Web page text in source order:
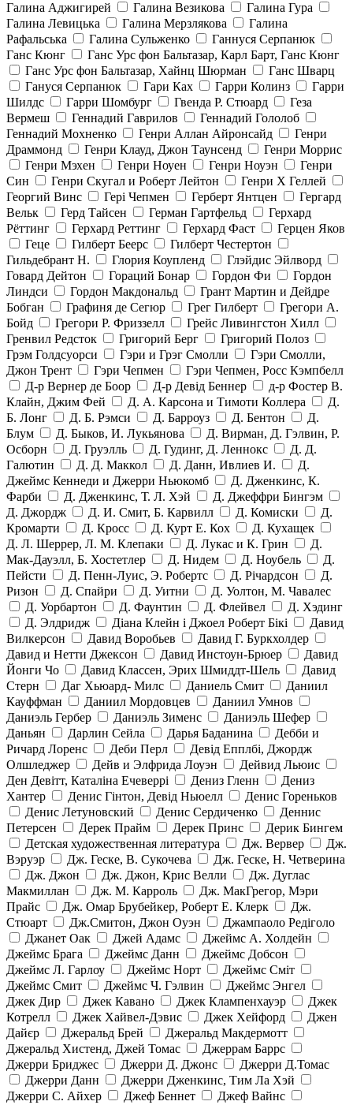
Галина Аджигирей
Галина Везикова
Галина Гура
Галина Левицька
Галина Мерзлякова
Галина
Рафальська
Галина Сульженко
Ганнуся Серпанюк
Ганс Кюнг
Ганс Урс фон Бальтазар, Карл Барт, Ганс Кюнг
Ганс Урс фон Бальтазар, Хайнц Шюрман
Ганс Шварц
Гануся Серпанюк
Гари Ках Гарри Колинз
Гарри
Шилдс
Гарри Шомбург Гвенда Р. Стюард
Геза
Вермеш
Геннадий Гаврилов
Геннадий Гололоб
Геннадий Мохненко
Генри Аллан Айронсайд
Генри
Драммонд
Генри Клауд, Джон Таунсенд
Генри Моррис
Генри Мэхен
Генри Ноуен Генри Ноуэн
Генри
Син
Генри Скугал и Роберт Лейтон
Генри Х Геллей
Георгий Винс
Гері Чепмен Герберт Янтцен
Гергард
Вельк
Герд Тайсен Герман Гартфельд
Герхард
Рёттинг
Герхард Реттинг Герхард Фаст
Герцен Яков
Геце
Гилберт Беерс
Гилберт Честертон
Гильдебрант Н.
Глория Коупленд
Глэйдис Эйлворд
Говард Дейтон
Гораций Бонар Гордон Фи
Гордон
Линдси
Гордон Макдональд
Грант Мартин и Дейдре
Бобган
Графиня де Сегюр Грег Гилберт
Грегори А.
Бойд
Грегори Р. Фриззелл
Грейс Ливингстон Хилл
Гренвил Редсток
Григорий Берг
Григорий Полоз
Грэм Голдсуорси
Гэри и Грэг Смолли
Гэри Смолли,
Джон Трент
Гэри Чепмен
Гэри Чепмен, Росс Кэмпбелл
Д-р Вернер де Боор
Д-р Девід Беннер
д-р Фостер В.
Клайн, Джим Фей
Д. А. Карсона и Тимоти Коллера
Д.
Б. Лонг
Д. Б. Рэмси Д. Барроуз Д. Бентон
Д.
Блум
Д. Быков, И. Лукьянова
Д. Вирман, Д. Гэлвин, Р.
Осборн
Д. Груэлль Д. Гудинг, Д. Леннокс
Д. Д.
Галютин
Д. Д. Маккол Д. Данн, Ивлиев И.
Д.
Джеймс Кеннеди и Джерри Ньюкомб
Д. Дженкинс, К.
Фарби
Д. Дженкинс, Т. Л. Хэй
Д. Джеффри Бингэм
Д. Джордж
Д. И. Смит, Б. Карвилл Д. Комиски
Д.
Кромарти
Д. Кросс Д. Курт Е. Кох
Д. Кухащек
Д. Л. Шеррер, Л. М. Клепаки
Д. Лукас и К. Грин
Д.
Мак-Дауэлл, Б. Хостетлер
Д. Нидем Д. Ноубель
Д.
Пейсти
Д. Пенн-Луис, Э. Робертс Д. Річардсон
Д.
Ризон
Д. Спайри Д. Уитни
Д. Уолтон, М. Чавалес
Д. Уорбартон
Д. Фаунтин Д. Флейвел
Д. Хэдинг
Д. Элдридж
Діана Клейн і Джоел Роберт Бікі
Давид
Вилкерсон
Давид Воробьев
Давид Г. Буркхолдер
Давид и Нетти Джексон
Давид Инстоун-Брюер
Давид
Йонги Чо
Давид Классен, Эрих Шмиддт-Шель
Давид
Стерн
Даг Хьюард- Милс Даниель Смит
Даниил
Кауффман
Даниил Мордовцев
Даниил Умнов
Даниэль Гербер
Даниэль Зименс
Даниэль Шефер
Даньян
Дарлин Сейла Дарья Баданина
Дебби и
Ричард Лоренс
Деби Перл
Девід Епплбі, Джордж
Олшледжер
Дейв и Элфрида Лоуэн
Дейвид Льюис
Ден Девітт, Каталіна Ечеверрі
Дениз Гленн
Дениз
Хантер
Денис Гінтон, Девід Ньюелл
Денис Гореньков
Денис Летуновский
Денис Сердиченко
Деннис
Петерсен
Дерек Прайм Дерек Принс
Дерик Бингем
Детская художественная литература
Дж. Вервер
Дж.
Вэруэр
Дж. Геске, В. Сукочева
Дж. Геске, Н. Четверина
Дж. Джон
Дж. Джон, Крис Велли
Дж. Дуглас
Макмиллан
Дж. М. Карроль
Дж. МакГрегор, Мэри
Прайс
Дж. Омар Брубейкер, Роберт Е. Клерк
Дж.
Стюарт
Дж.Смитон, Джон Оуэн
Джампаоло Редіголо
Джанет Оак
Джей Адамс
Джеймс А. Холдейн
Джеймс Брага
Джеймс Данн
Джеймс Добсон
Джеймс Л. Гарлоу
Джеймс Норт
Джеймс Сміт
Джеймс Смит
Джеймс Ч. Гэлвин
Джеймс Энгел
Джек Дир
Джек Кавано Джек Клампенхауэр
Джек
Котрелл
Джек Хайвел-Дэвис Джек Хейфорд
Джен
Дайєр
Джеральд Брей
Джеральд Макдермотт
Джеральд Хистенд, Джей Томас
Джеррам Баррс
Джерри Бриджес
Джерри Д. Джонс
Джерри Д.Томас
Джерри Данн
Джерри Дженкинс, Тим Ла Хэй
Джерри С. Айхер
Джеф Беннет Джеф Вайнс